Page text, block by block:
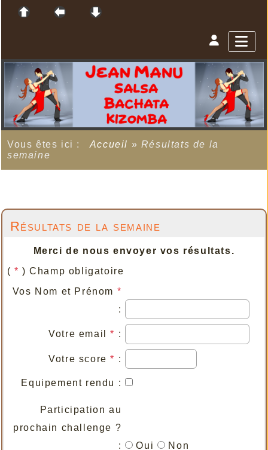
Vous êtes ici : Accueil » Résultats de la
semaine
Résultats de la semaine
Merci de nous envoyer vos résultats.
( * ) Champ obligatoire
Vos Nom et Prénom *
:
Votre email* :
Votre score* :
Equipement rendu :
Participation au
prochain challenge ?
:
Oui Non